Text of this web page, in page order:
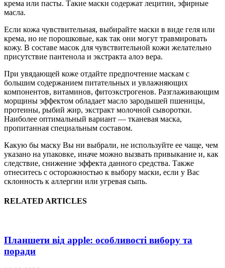
крема или пасты. Такие маски содержат лецитин, эфирные
масла.
Если кожа чувствительная, выбирайте маски в виде геля или
крема, но не порошковые, как так они могут травмировать
кожу. В составе масок для чувствительной кожи желательно
присутствие пантенола и экстракта алоэ вера.
При увядающей коже отдайте предпочтение маскам с
большим содержанием питательных и увлажняющих
компонентов, витаминов, фитоэкстрогенов. Разглаживающим
морщины эффектом обладает масло зародышей пшеницы,
протеины, рыбий жир, экстракт молочной сыворотки.
Наиболее оптимальный вариант — тканевая маска,
пропитанная специальным составом.
Какую бы маску Вы ни выбрали, не используйте ее чаще, чем
указано на упаковке, иначе можно вызвать привыкание и, как
следствие, снижение эффекта данного средства. Также
отнеситесь с осторожностью к выбору маски, если у Вас
склонность к аллергии или угревая сыпь.
RELATED ARTICLES
Планшети від apple: особливості вибору та
поради